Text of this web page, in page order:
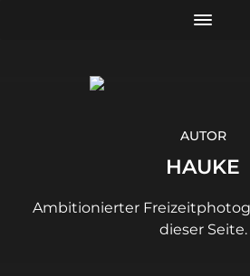
AUTOR
HAUKE
Ambitionierter
dieser Seite.